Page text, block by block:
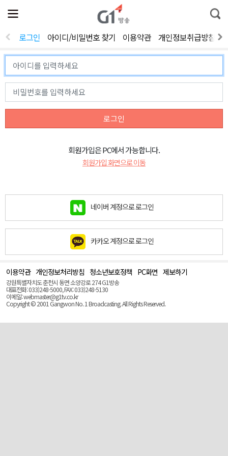
전
체
뉴
열
통
합
색
로그인 아이디/비밀번호 찾기 이용약관 개인정보취급방침
로그인
회원가입은 PC에서 가능합니다.
회원가입 화면으로 이동
네이버 계정으로 로그인
카카오 계정으로 로그인
이용약관 개인정보처리방침 청소년보호정책 PC화면 제보하기
강원특별자치도 춘천시 동면 소양강로 274 G1방송
대표전화: 033)248-5000, FAX: 033)248-5130
이메일: webmaster@g1tv.co.kr
Copyright © 2001 Gangwon No. 1 Broadcasting. All Rights Reserved.